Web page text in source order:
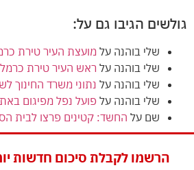
גולשים הגיבו גם על:
שלי בוהנה עלמועצת העיר טירת כרמל
שלי בוהנה על ראש העיר טירת
שלי בוהנה על נתוני משרד החינוך לשנת הלימודים תשפ"ד
שלי בוהנה על פועל נפל מפיגום
שם על החשד: קטינים פרצו לבית
הרשמו לקבלת סיכום חדשות